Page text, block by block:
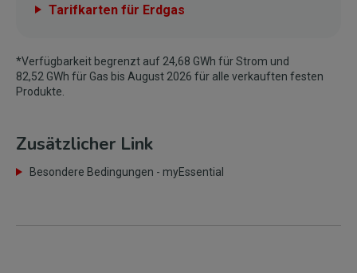
Tarifkarten für Erdgas
*Verfügbarkeit begrenzt auf 24,68 GWh für Strom und
82,52 GWh für Gas bis August 2026 für alle verkauften festen
Produkte.
Zusätzlicher Link
Besondere Bedingungen - myEssential